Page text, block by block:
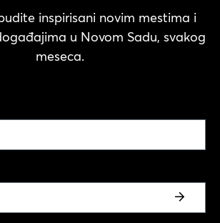
inspirisani novim mestima i
u Novom Sadu, svakog
meseca.